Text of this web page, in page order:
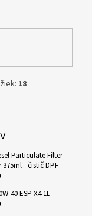
18
Particulate Filter
375ml - čistič DPF
40 ESP X4 1L